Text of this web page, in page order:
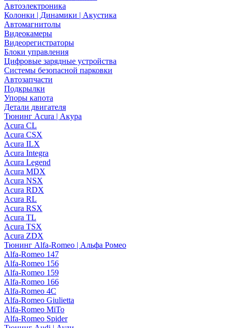
Автоэлектроника
Колонки | Динамики | Акустика
Автомагнитолы
Видеокамеры
Видеорегистраторы
Блоки управления
Цифровые зарядные устройства
Системы безопасной парковки
Автозапчасти
Подкрылки
Упоры капота
Детали двигателя
Тюнинг Acura | Акура
Acura CL
Acura CSX
Acura ILX
Acura Integra
Acura Legend
Acura MDX
Acura NSX
Acura RDX
Acura RL
Acura RSX
Acura TL
Acura TSX
Acura ZDX
Тюнинг Alfa-Romeo | Альфа Ромео
Alfa-Romeo 147
Alfa-Romeo 156
Alfa-Romeo 159
Alfa-Romeo 166
Alfa-Romeo 4C
Alfa-Romeo Giulietta
Alfa-Romeo MiTo
Alfa-Romeo Spider